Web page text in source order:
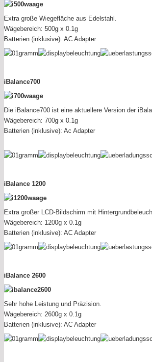
Extra große Wiegefläche aus Edelstahl.
Wägebereich: 500g x 0.1g
Batterien (inklusive): AC Adapter
iBalance700
Die iBalance700 ist eine aktuellere Version der
Wägebereich: 700g x 0.1g
Batterien (inklusive): Ac Adapter
iBalance 1200
Extra großer LCD-Bildschirm mit
Wägebereich: 1200g x 0.1g
Batterien (inklusive): AC Adapter
iBalance 2600
Sehr hohe Leistung und Präzision.
Wägebereich: 2600g x 0.1g
Batterien (inklusive): AC Adapter